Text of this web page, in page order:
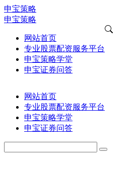
申宝策略
申宝策略
网站首页
专业股票配资服务平台
申宝策略学堂
申宝证券问答
网站首页
专业股票配资服务平台
申宝策略学堂
申宝证券问答